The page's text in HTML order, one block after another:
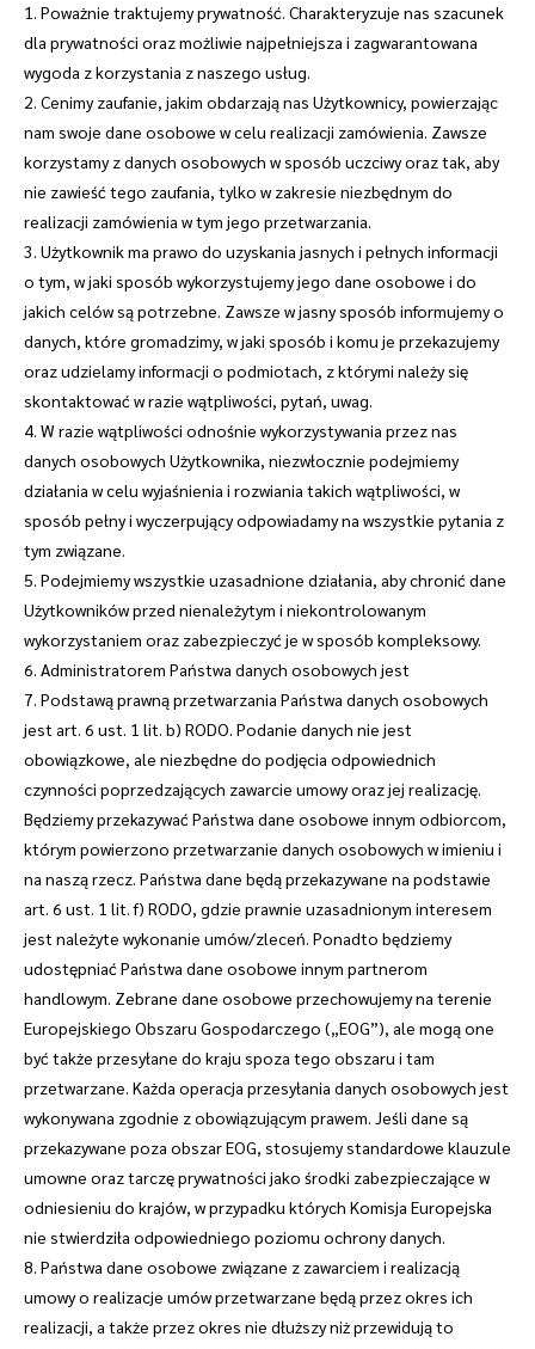
1. Poważnie traktujemy prywatność. Charakteryzuje nas szacunek
dla prywatności oraz możliwie najpełniejsza i zagwarantowana
wygoda z korzystania z naszego usług.
2. Cenimy zaufanie, jakim obdarzają nas Użytkownicy, powierzając
nam swoje dane osobowe w celu realizacji zamówienia. Zawsze
korzystamy z danych osobowych w sposób uczciwy oraz tak, aby
nie zawieść tego zaufania, tylko w zakresie niezbędnym do
realizacji zamówienia w tym jego przetwarzania.
3. Użytkownik ma prawo do uzyskania jasnych i pełnych informacji
o tym, w jaki sposób wykorzystujemy jego dane osobowe i do
jakich celów są potrzebne. Zawsze w jasny sposób informujemy o
danych, które gromadzimy, w jaki sposób i komu je przekazujemy
oraz udzielamy informacji o podmiotach, z którymi należy się
skontaktować w razie wątpliwości, pytań, uwag.
4. W razie wątpliwości odnośnie wykorzystywania przez nas
danych osobowych Użytkownika, niezwłocznie podejmiemy
działania w celu wyjaśnienia i rozwiania takich wątpliwości, w
sposób pełny i wyczerpujący odpowiadamy na wszystkie pytania z
tym związane.
5. Podejmiemy wszystkie uzasadnione działania, aby chronić dane
Użytkowników przed nienależytym i niekontrolowanym
wykorzystaniem oraz zabezpieczyć je w sposób kompleksowy.
6. Administratorem Państwa danych osobowych jest
7. Podstawą prawną przetwarzania Państwa danych osobowych
jest art. 6 ust. 1 lit. b) RODO. Podanie danych nie jest
obowiązkowe, ale niezbędne do podjęcia odpowiednich
czynności poprzedzających zawarcie umowy oraz jej realizację.
Będziemy przekazywać Państwa dane osobowe innym odbiorcom,
którym powierzono przetwarzanie danych osobowych w imieniu i
na naszą rzecz. Państwa dane będą przekazywane na podstawie
art. 6 ust. 1 lit. f) RODO, gdzie prawnie uzasadnionym interesem
jest należyte wykonanie umów/zleceń. Ponadto będziemy
udostępniać Państwa dane osobowe innym partnerom
handlowym. Zebrane dane osobowe przechowujemy na terenie
Europejskiego Obszaru Gospodarczego („EOG”), ale mogą one
być także przesyłane do kraju spoza tego obszaru i tam
przetwarzane. Każda operacja przesyłania danych osobowych jest
wykonywana zgodnie z obowiązującym prawem. Jeśli dane są
przekazywane poza obszar EOG, stosujemy standardowe klauzule
umowne oraz tarczę prywatności jako środki zabezpieczające w
odniesieniu do krajów, w przypadku których Komisja Europejska
nie stwierdziła odpowiedniego poziomu ochrony danych.
8. Państwa dane osobowe związane z zawarciem i realizacją
umowy o realizacje umów przetwarzane będą przez okres ich
realizacji, a także przez okres nie dłuższy niż przewidują to